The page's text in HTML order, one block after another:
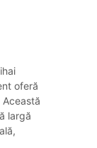
oferă
largă